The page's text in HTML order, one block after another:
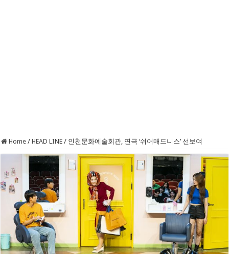
Home / HEAD LINE / 인천문화예술회관, 연극 ‘쉬어매드니스’ 선보여